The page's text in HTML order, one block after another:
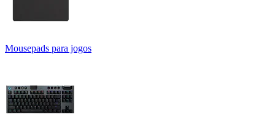
Mousepads para jogos